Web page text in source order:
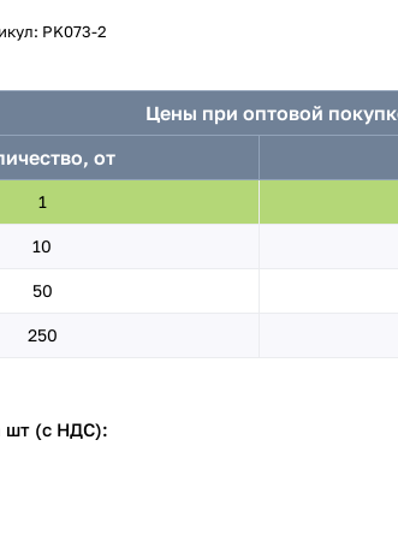
PK073-2
Цены при оптовой
от
1
10
50
250
шт (с НДС):